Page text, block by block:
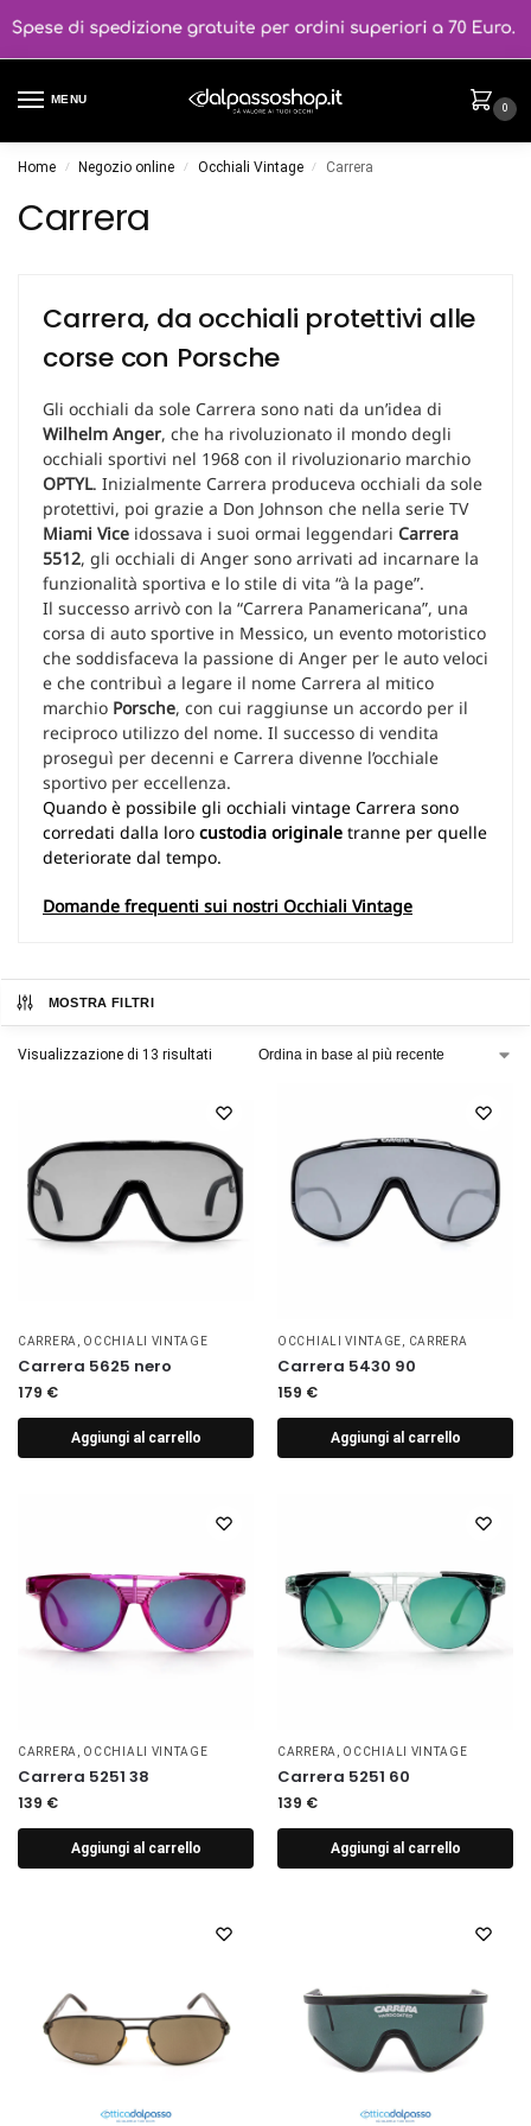
MENU
0
Home / Negozio online / Occhiali Vintage / Carrera
Carrera
Carrera, da occhiali protettivi alle
corse con Porsche
Gli occhiali da sole Carrera sono nati da un’idea di
Wilhelm Anger, che ha rivoluzionato il mondo degli
occhiali sportivi nel 1968 con il rivoluzionario marchio
OPTYL. Inizialmente Carrera produceva occhiali da sole
protettivi, poi grazie a Don Johnson che nella serie TV
Miami Vice idossava i suoi ormai leggendari Carrera
5512, gli occhiali di Anger sono arrivati ​​ad incarnare la
funzionalità sportiva e lo stile di vita “à la page”.
Il successo arrivò con la “Carrera Panamericana”, una
corsa di auto sportive in Messico, un evento motoristico
che soddisfaceva la passione di Anger per le auto veloci
e che contribuì a legare il nome Carrera al mitico
marchio Porsche, con cui raggiunse un accordo per il
reciproco utilizzo del nome. Il successo di vendita
proseguì per decenni e Carrera divenne l’occhiale
sportivo per eccellenza.
Quando è possibile gli occhiali vintage Carrera sono
corredati dalla loro custodia originale tranne per quelle
deteriorate dal tempo.
Domande frequenti sui nostri Occhiali Vintage
MOSTRA FILTRI
Visualizzazione di 13 risultati
CARRERA OCCHIALI VINTAGE
Carrera 5625 nero
179 €
Aggiungi al carrello
OCCHIALI VINTAGE CARRERA
Carrera 5430 90
159 €
Aggiungi al carrello
CARRERA OCCHIALI VINTAGE
Carrera 5251 38
139 €
Aggiungi al carrello
CARRERA OCCHIALI VINTAGE
Carrera 5251 60
139 €
Aggiungi al carrello